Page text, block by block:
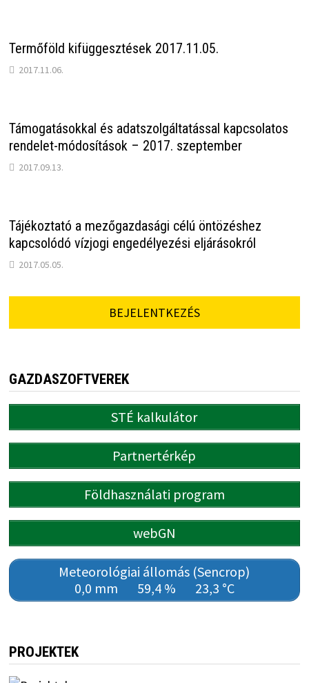
Termőföld kifüggesztések 2017.11.05.
2017.11.06.
Támogatásokkal és adatszolgáltatással kapcsolatos
rendelet-módosítások – 2017. szeptember
2017.09.13.
Tájékoztató a mezőgazdasági célú öntözéshez
kapcsolódó vízjogi engedélyezési eljárásokról
2017.05.05.
BEJELENTKEZÉS
GAZDASZOFTVEREK
STÉ kalkulátor
Partnertérkép
Földhasználati program
webGN
Meteorológiai állomás (Sencrop)
0,0 mm
59,4 % 23,3 °C
PROJEKTEK